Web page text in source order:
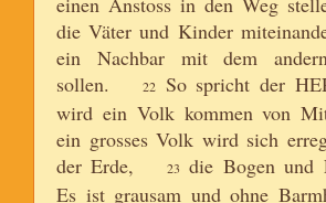
die Väter und Kinder
ein Nachbar mit dem
sollen.
22 So spricht der
wird ein Volk kommen von
ein grosses Volk wird sich
der Erde,
23 die Bogen und
Es ist grausam und ohne